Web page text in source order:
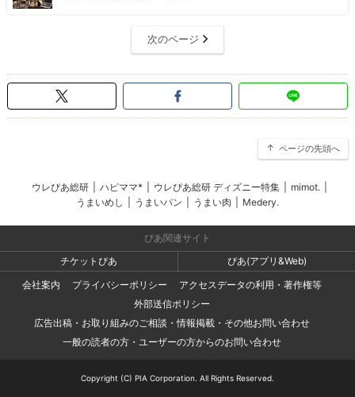
次のページ
ページの先頭へ
ウレぴあ総研 ハピママ* ウレぴあ総研 ディズニー特集 mimot.
うまいめし
うまいパン うまい肉 Medery.
ぴあ関連サイト
チケットぴあ
ぴあ(アプリ&Web)
会社案内
プライバシーポリシー
アクセスデータの利用・著作権等
外部送信ポリシー
広告出稿・お取り組みのご相談・情報掲載・その他お問い合わせ
一般の読者の方・ユーザーの方からのお問い合わせ
Copyright (C) PIA Corporation. All Rights Reserved.